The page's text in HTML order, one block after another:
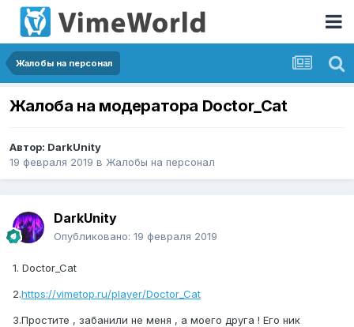
Жалобы на персонал
Жалоба на модератора Doctor_Cat
Автор: DarkUnity
19 февраля 2019 в Жалобы на персонал
DarkUnity
Опубликовано: 19 февраля 2019
1. Doctor_Cat
2.https://vimetop.ru/player/Doctor_Cat
3.Простите , забанили не меня , а моего друга ! Его ник